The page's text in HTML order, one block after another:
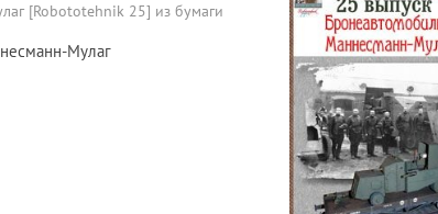
[Robototehnik 25] из бумаги
Мулаг